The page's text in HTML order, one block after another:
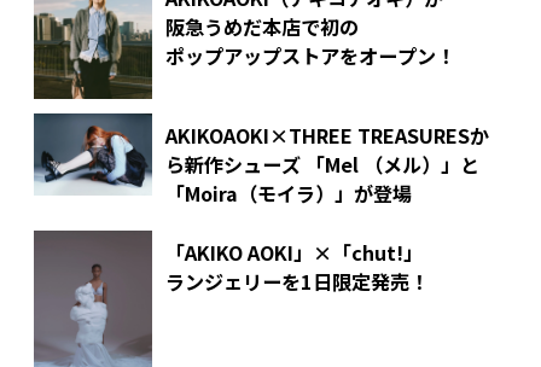
阪急うめだ本店で初の
ポップアップストアをオープン！
AKIKOAOKI×THREE TREASURESか
ら新作シューズ 「Mel （メル）」と
「Moira（モイラ）」が登場
「AKIKO AOKI」×「chut!」
ランジェリーを1日限定発売！